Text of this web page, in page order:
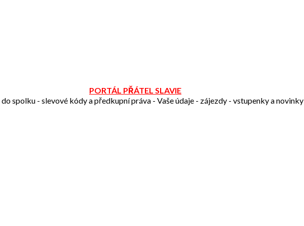
PORTÁL PŘÁTEL SLAVIE
spolku - slevové kódy a předkupní práva - Vaše údaje - zájezdy - vstupenky a novinky